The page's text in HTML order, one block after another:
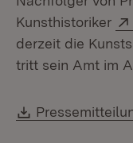
Kunsthistoriker
derzeit die
tritt sein Amt im
Download: